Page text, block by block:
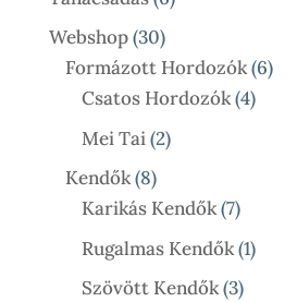
Webshop 3030
Termék
Formázott Hordozók 66
Csatos Hordozók 44
Mei Tai 22
Kendők 88
Termék
Karikás Kendők 77
Termék
Rugalmas Kendők 11
Szövött Kendők 33